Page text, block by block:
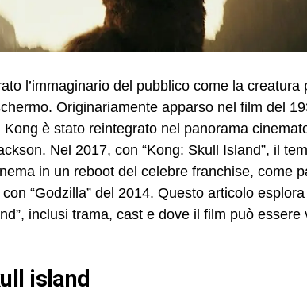
l’immaginario del pubblico come la creatura
Originariamente apparso nel film del
è stato reintegrato nel panorama
Nel 2017, con “Kong: Skull Island”, il
in un reboot del celebre franchise, come
“Godzilla” del 2014. Questo articolo
inclusi trama, cast e dove il film può essere
island